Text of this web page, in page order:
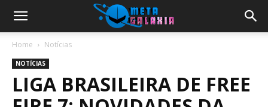
Home Notícias
NOTÍCIAS
LIGA BRASILEIRA DE FREE